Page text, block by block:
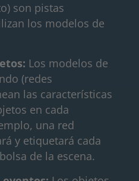
son pistas
los modelos de
Los modelos de
(redes
las características
en cada
una red
y etiquetará cada
de la escena.